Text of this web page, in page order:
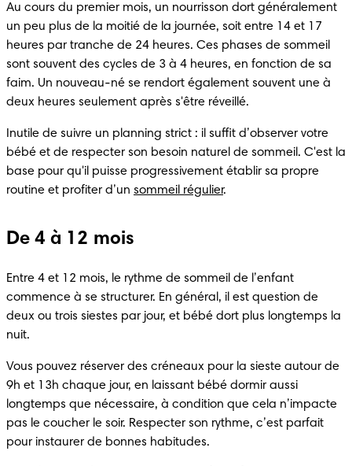
Au cours du premier mois, un nourrisson dort généralement
un peu plus de la moitié de la journée, soit entre 14 et 17
heures par tranche de 24 heures. Ces phases de sommeil
sont souvent des cycles de 3 à 4 heures, en fonction de sa
faim. Un nouveau-né se rendort également souvent une à
deux heures seulement après s'être réveillé.
Inutile de suivre un planning strict : il suffit d’observer votre
bébé et de respecter son besoin naturel de sommeil. C'est la
base pour qu'il puisse progressivement établir sa propre
routine et profiter d’un sommeil régulier.
De 4 à 12 mois
Entre 4 et 12 mois, le rythme de sommeil de l’enfant
commence à se structurer. En général, il est question de
deux ou trois siestes par jour, et bébé dort plus longtemps la
nuit.
Vous pouvez réserver des créneaux pour la sieste autour de
9h et 13h chaque jour, en laissant bébé dormir aussi
longtemps que nécessaire, à condition que cela n’impacte
pas le coucher le soir. Respecter son rythme, c’est parfait
pour instaurer de bonnes habitudes.